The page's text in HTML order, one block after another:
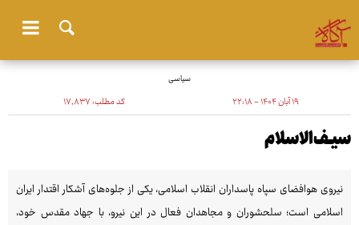
سیاسی
۱۹ آبان ۱۴۰۴ - ۲۲:۱۸ کد مطلب:۱۷٬۸۳۷
سیـف‌الاسلام
نیروی هوافضای سپاه پاسداران انقلاب اسلامی، یکی از جلوه‌های آشکار اقتدار ایران
اسلامی است؛ سلحشوران و مجاهدان فعال در این نیرو، با جهاد مقدس خود،